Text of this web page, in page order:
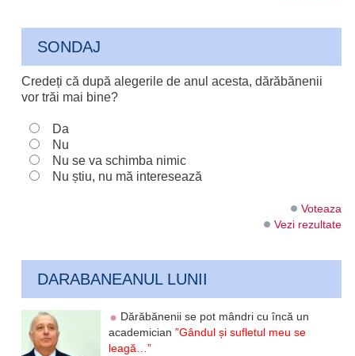
SONDAJ
Credeți că după alegerile de anul acesta, dărăbănenii
vor trăi mai bine?
Da
Nu
Nu se va schimba nimic
Nu știu, nu mă interesează
Voteaza
Vezi rezultate
DARABANEANUL LUNII
Dărăbănenii se pot mândri cu încă un
academician”Gândul și sufletul meu se
leagă…”